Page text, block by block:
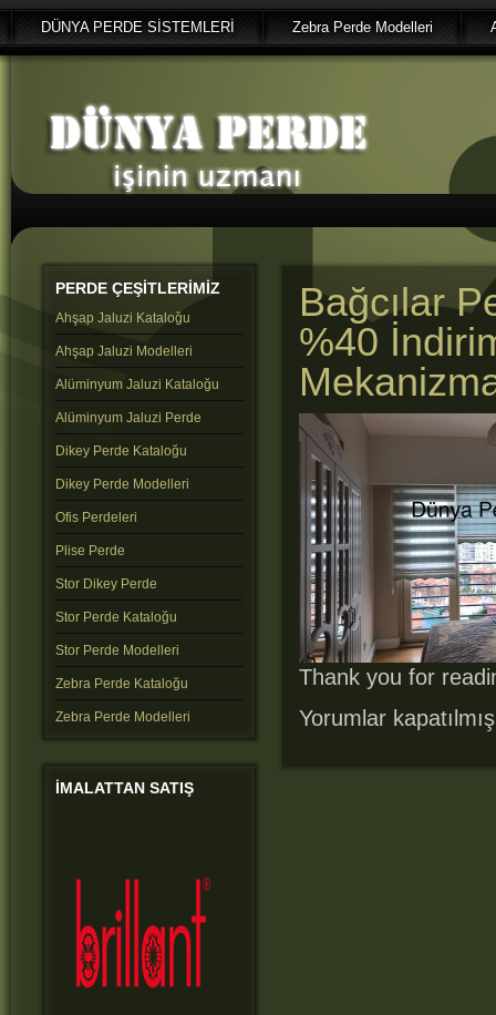
DÜNYA PERDE SİSTEMLERİ Zebra Perde Modelleri
Bağcılar
%40
Thank you for
Yorumlar
PERDE ÇEŞİTLERİMİZ
Ahşap Jaluzi Kataloğu
Ahşap Jaluzi Modelleri
Alüminyum Jaluzi Kataloğu
Alüminyum Jaluzi Perde
Dikey Perde Kataloğu
Dikey Perde Modelleri
Ofis Perdeleri
Plise Perde
Stor Dikey Perde
Stor Perde Kataloğu
Stor Perde Modelleri
Zebra Perde Kataloğu
Zebra Perde Modelleri
IMALATTAN SATIŞ